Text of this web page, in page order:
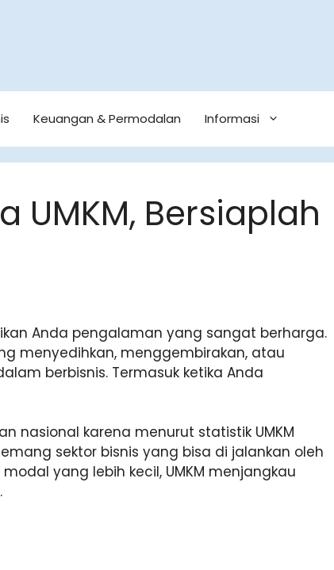
Keuangan & Permodalan Informasi
UMKM, Bersiaplah
Anda pengalaman yang sangat berharga.
menyedihkan, menggembirakan, atau
berbisnis. Termasuk ketika Anda
nasional karena menurut statistik UMKM
sektor bisnis yang bisa di jalankan oleh
yang lebih kecil, UMKM menjangkau